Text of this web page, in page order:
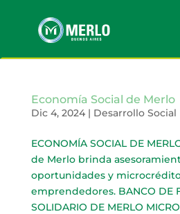
Economía Social de Merlo
Dic 4, 2024| Desarrollo Social
ECONOMÍA SOCIAL DE
de Merlo brinda
oportunidades y
emprendedores. BANCO DE
SOLIDARIO DE MERLO